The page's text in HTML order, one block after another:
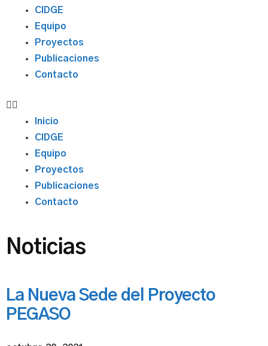
CIDGE
Equipo
Proyectos
Publicaciones
Contacto
Inicio
CIDGE
Equipo
Proyectos
Publicaciones
Contacto
Noticias
La Nueva Sede del Proyecto
PEGASO